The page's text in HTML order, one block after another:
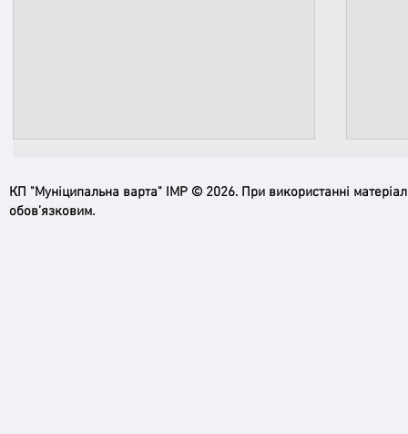
КП "Муніципальна варта" ІМР © 2026. При використанні
обов’язковим.